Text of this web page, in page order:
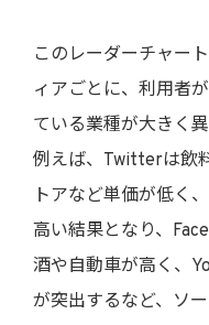
このレーダーチャー
ィアごとに、利用者
ている業種が大きく
例えば、Twitterは飲
トアなど単価が低く
高い結果となり、
酒や自動車が高く、
が突出するなど、ソ